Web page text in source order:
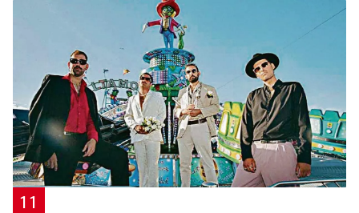
ORÁCULO DAS BURGAS
Horóscopo del día: domingo, 9 de agosto
11